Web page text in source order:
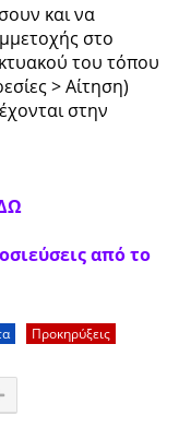
και να
στο
του τόπου
> Αίτηση)
στην
από το
Προκηρύξεις